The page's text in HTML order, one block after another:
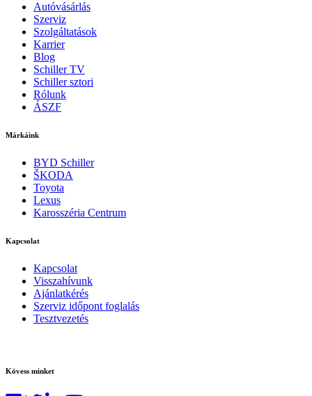
Autóvásárlás
Szerviz
Szolgáltatások
Karrier
Blog
Schiller TV
Schiller sztori
Rólunk
ÁSZF
Márkáink
BYD Schiller
ŠKODA
Toyota
Lexus
Karosszéria Centrum
Kapcsolat
Kapcsolat
Visszahívunk
Ajánlatkérés
Szerviz időpont foglalás
Tesztvezetés
Kövess minket